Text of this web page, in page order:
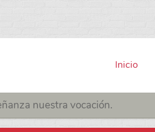
Inicio
nuestra vocación.